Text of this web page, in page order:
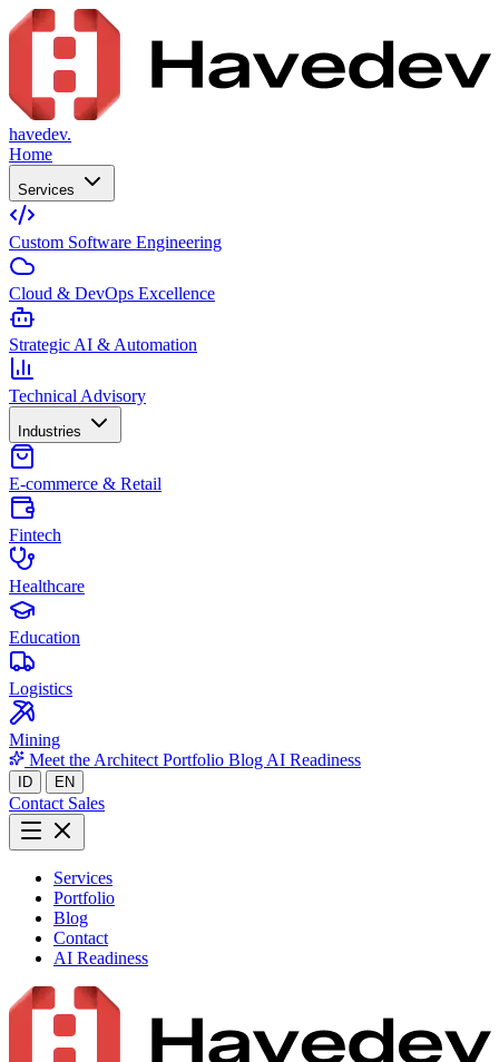
havedev.
Home
Services
Custom Software Engineering
Cloud & DevOps Excellence
Strategic AI & Automation
Technical Advisory
Industries
E-commerce & Retail
Fintech
Healthcare
Education
Logistics
Mining
Meet the Architect Portfolio Blog AI Readiness
ID EN
Contact Sales
Services
Portfolio
Blog
Contact
AI Readiness